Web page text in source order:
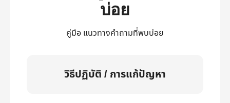
บ่อย
คู่มือ แนวทางคำถามที่พบบ่อย
วิธีปฏิบัติ / การแก้ปัญหา